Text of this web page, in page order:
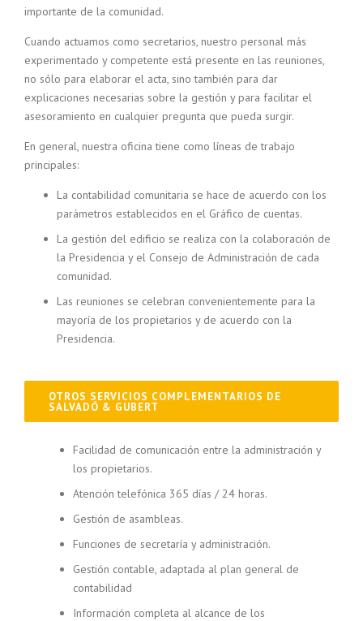
importante de la comunidad.
Cuando actuamos como secretarios, nuestro personal más
experimentado y competente está presente en las reuniones,
no sólo para elaborar el acta, sino también para dar
explicaciones necesarias sobre la gestión y para facilitar el
asesoramiento en cualquier pregunta que pueda surgir.
En general, nuestra oficina tiene como líneas de trabajo
principales:
La contabilidad comunitaria se hace de acuerdo con los
parámetros establecidos en el Gráfico de cuentas.
La gestión del edificio se realiza con la colaboración de
la Presidencia y el Consejo de Administración de cada
comunidad.
Las reuniones se celebran convenientemente para la
mayoría de los propietarios y de acuerdo con la
Presidencia.
OTROS SERVICIOS COMPLEMENTARIOS DE
SALVADÓ & GUBERT
Facilidad de comunicación entre la administración y
los propietarios.
Atención telefónica 365 días / 24 horas.
Gestión de asambleas.
Funciones de secretaría y administración.
Gestión contable, adaptada al plan general de
contabilidad
Información completa al alcance de los